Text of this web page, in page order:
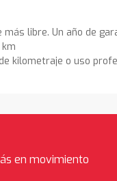
libre. Un año de
kilometraje o uso
en movimiento